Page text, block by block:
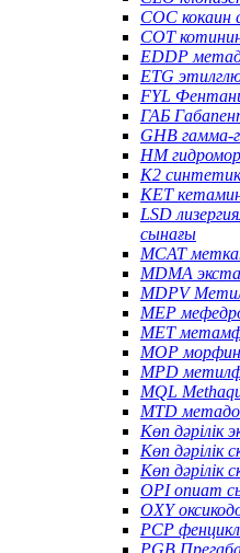
COC кокаин
COT
EDDP
ETG
FYL
ГАБ
GHB гамма-
HM
K2
KET
LSD
сынағы
MCAT
MDMA
MDPV
MEP
MET
MOP
MPD
MQL
MTD
Көп дәрілік
Көп дәрілік
Көп дәрілік
OPI опиат
OXY
PCP
PGB